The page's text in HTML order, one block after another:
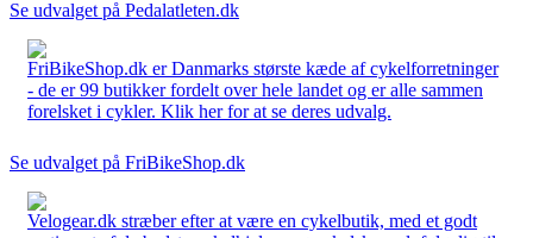
Se udvalget på Pedalatleten.dk
FriBikeShop.dk er Danmarks største kæde af cykelforretninger
- de er 99 butikker fordelt over hele landet og er alle sammen
forelsket i cykler. Klik her for at se deres udvalg.
Se udvalget på FriBikeShop.dk
Velogear.dk stræber efter at være en cykelbutik, med et godt